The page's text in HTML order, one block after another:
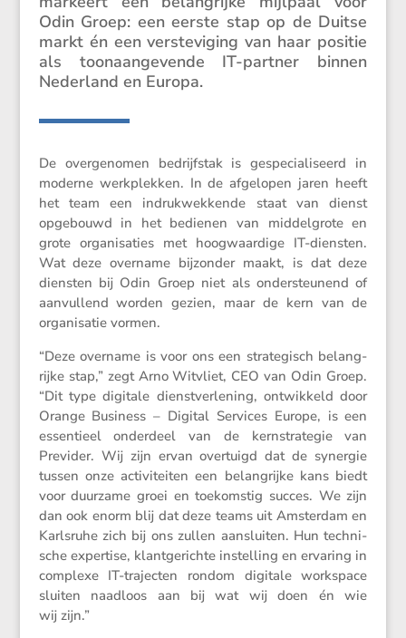
Odin Groep: een eerste stap op de Duitse
markt én een verste­vi­ging van haar positie
als toonaan­ge­vende IT-partner binnen
Neder­land en Europa.
De overge­nomen bedrijfstak is gespe­ci­a­li­seerd in
moderne werkplekken. In de afgelopen jaren heeft
het team een indruk­wek­kende staat van dienst
opgebouwd in het bedienen van middel­grote en
grote organi­sa­ties met hoogwaar­dige IT-diensten.
Wat deze overname bijzonder maakt, is dat deze
diensten bij Odin Groep niet als onder­steu­nend of
aanvul­lend worden gezien, maar de kern van de
organi­satie vormen.
“Deze overname is voor ons een strate­gisch belang­
rijke stap,” zegt Arno Witvliet, CEO van Odin Groep.
“Dit type digitale dienst­ver­le­ning, ontwik­keld door
Orange Business – Digital Services Europe, is een
essen­tieel onder­deel van de kernstra­tegie van
Previder. Wij zijn ervan overtuigd dat de synergie
tussen onze activi­teiten een belang­rijke kans biedt
voor duurzame groei en toekom­stig succes. We zijn
dan ook enorm blij dat deze teams uit Amsterdam en
Karls­ruhe zich bij ons zullen aansluiten. Hun techni­
sche exper­tise, klant­ge­richte instel­ling en ervaring in
complexe IT-trajecten rondom digitale workspace
sluiten naadloos aan bij wat wij doen én wie
wij zijn.”